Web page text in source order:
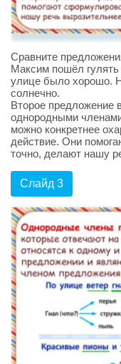
Сравните
Максим пошёл
улице было хорошо.
солнечно.
Второе предложение
однородными
можно конкретнее
действие. Они
точно, делают нашу
Слайд 3